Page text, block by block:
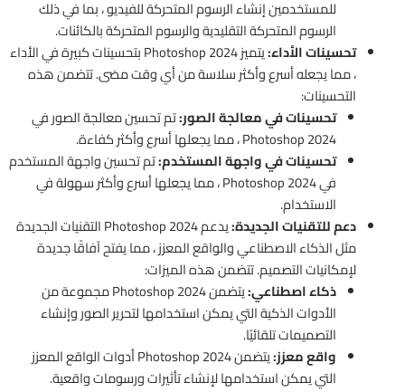
للمستخدمين إنشاء الرسوم المتحركة للفيديو ، بما في ذلك
الرسوم المتحركة التقليدية والرسوم المتحركة بالكائنات.
تحسينات الأداء:
يتميز Photoshop 2024 بتحسينات كبيرة في الأداء
، مما يجعله أسرع وأكثر سلاسة من أي وقت مضى. تتضمن هذه
التحسينات:
تحسينات في معالجة الصور:تم تحسين معالجة الصور في
Photoshop 2024 ، مما يجعلها أسرع وأكثر كفاءة.
تحسينات في واجهة المستخدم:تم تحسين واجهة المستخدم
في Photoshop 2024 ، مما يجعلها أسرع وأكثر سهولة في
الاستخدام.
دعم للتقنيات الجديدة:
يدعم Photoshop 2024 التقنيات الجديدة
مثل الذكاء الاصطناعي والواقع المعزز ، مما يفتح آفاقًا جديدة
لإمكانيات التصميم. تتضمن هذه الميزات:
ذكاء اصطناعي:
يتضمن Photoshop 2024 مجموعة من
الأدوات الذكية التي يمكن استخدامها لتحرير الصور وإنشاء
التصميمات تلقائيًا.
واقع معزز:
يتضمن Photoshop 2024 أدوات الواقع المعزز
التي يمكن استخدامها لإنشاء تأثيرات ورسومات واقعية.